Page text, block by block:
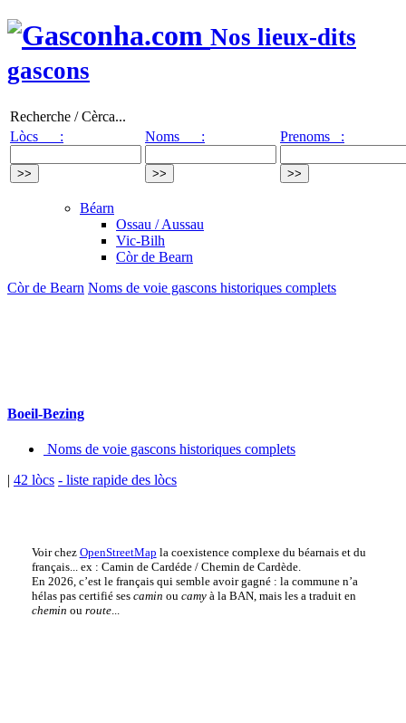
Nos lieux-dits
gascons
Recherche / Cèrca...
Lòcs :
Noms : Prenoms :
Béarn
Ossau / Aussau
Vic-Bilh
Còr de Bearn
Còr de Bearn Noms de voie gascons historiques complets
Boeil-Bezing
Noms de voie gascons historiques complets
| 42 lòcs - liste rapide des lòcs
Voir chez OpenStreetMap la coexistence complexe du béarnais et du
français... ex : Camin de Cardéde / Chemin de Cardède.
En 2026, c’est le français qui semble avoir gagné : la commune n’a
hélas pas certifié ses camin ou camyà la BAN, mais les a traduit en
chemin ou route...